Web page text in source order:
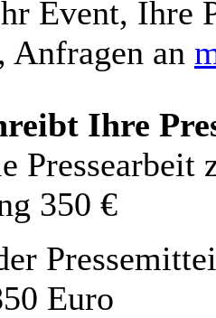
Event, Ihre
Anfragen an
Ihre
Pressearbeit
350 €
Euro